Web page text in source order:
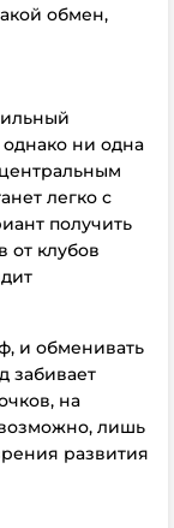
обмен,
ни одна
легко с
получить
от клубов
и обменивать
забивает
на
возможно, лишь
развития